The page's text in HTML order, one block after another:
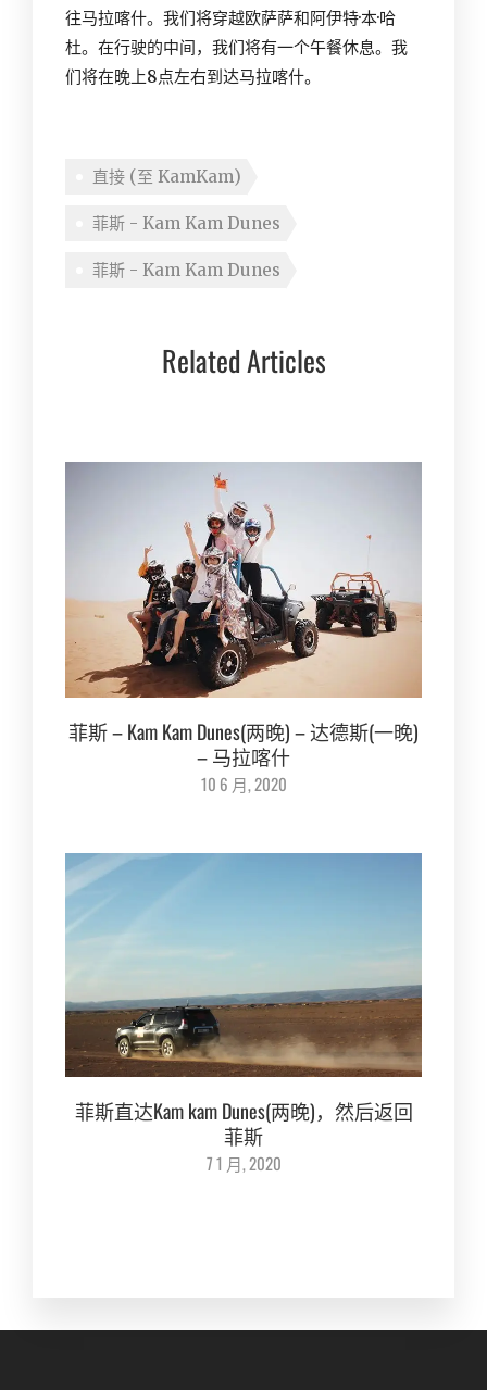
往马拉喀什。我们将穿越欧萨萨和阿伊特·本·哈
杜。在行驶的中间，我们将有一个午餐休息。我
们将在晚上8点左右到达马拉喀什。
直接 (至 KamKam)
菲斯 - Kam Kam Dunes
菲斯 - Kam Kam Dunes
Related Articles
菲斯 – Kam Kam Dunes(两晚) – 达德斯(一晚)
– 马拉喀什
10 6 月, 2020
菲斯直达Kam kam Dunes(两晚)，然后返回
菲斯
7 1 月, 2020